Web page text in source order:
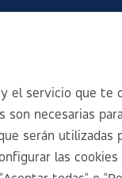
el servicio que te
necesarias
serán utilizadas
las